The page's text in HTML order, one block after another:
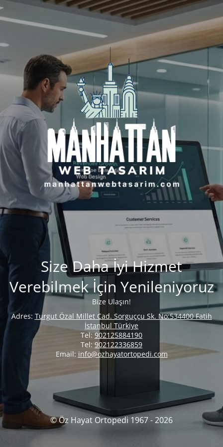
Size Daha İyi Hizmet
Verebilmek İçin Yenileniyoruz
Bize Ulaşın!
Adres: Turgut Özal Millet Cad. Sorguççu Sk. No:534400 Fatih
İstanbul Türkiye
Tel:902125884190
Tel: 902122336859
Email: info@ozhayatortopedi.com
© Öz Hayat Ortopedi 1967 - 2026